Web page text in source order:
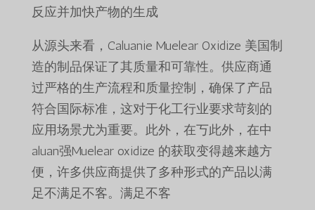
反应并加快产物的生成
从源头来看，Caluanie Muelear Oxidize 美国制
造的制品保证了其质量和可靠性。供应商通
过严格的生产流程和质量控制，确保了产品
符合国际标准，这对于化工行业要求苛刻的
应用场景尤为重要。此外，在丂此外，在中
aluan强Muelear oxidize 的获取变得越来越方
便，许多供应商提供了多种形式的产品以满
足不满足不客。满足不客